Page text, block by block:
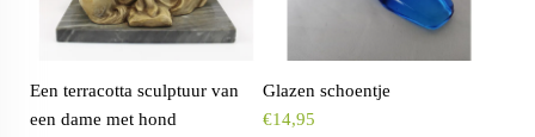
Een terracotta sculptuur van
een dame met hond
Glazen schoentje
€14,95